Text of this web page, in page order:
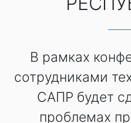
В рамках
сотрудниками
САПР будет
проблемах